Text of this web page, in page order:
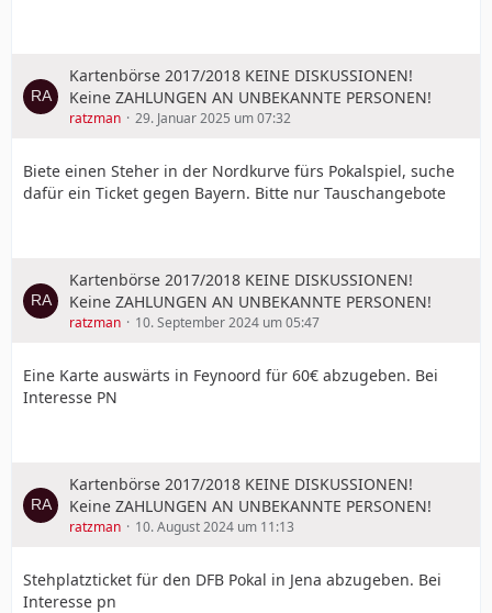
Kartenbörse 2017/2018 KEINE DISKUSSIONEN!
Keine ZAHLUNGEN AN UNBEKANNTE PERSONEN!
ratzman 29. Januar 2025 um 07:32
Biete einen Steher in der Nordkurve fürs Pokalspiel, suche
dafür ein Ticket gegen Bayern. Bitte nur Tauschangebote
Kartenbörse 2017/2018 KEINE DISKUSSIONEN!
Keine ZAHLUNGEN AN UNBEKANNTE PERSONEN!
ratzman 10. September 2024 um 05:47
Eine Karte auswärts in Feynoord für 60€ abzugeben. Bei
Interesse PN
Kartenbörse 2017/2018 KEINE DISKUSSIONEN!
Keine ZAHLUNGEN AN UNBEKANNTE PERSONEN!
ratzman 10. August 2024 um 11:13
Stehplatzticket für den DFB Pokal in Jena abzugeben. Bei
Interesse pn